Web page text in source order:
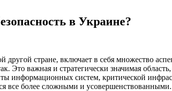
в Украине?
другой стране, включает в себя множество
Это важная и стратегически значимая
информационных систем, критической
все более сложными и усовершенствованными.